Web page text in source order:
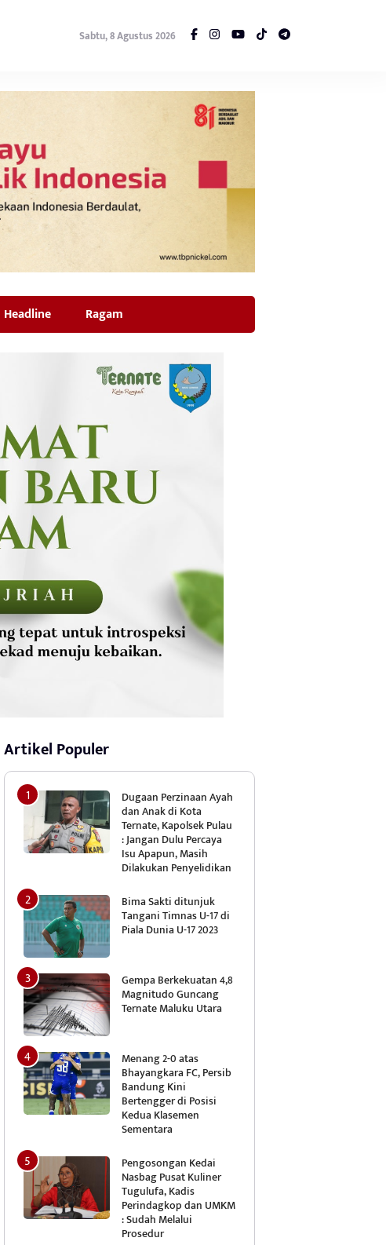
Sabtu, 8 Agustus 2026
Headline Ragam
Artikel Populer
Dugaan Perzinaan Ayah
dan Anak di Kota
Ternate, Kapolsek Pulau
: Jangan Dulu Percaya
Isu Apapun, Masih
Dilakukan Penyelidikan
Bima Sakti ditunjuk
Tangani Timnas U-17 di
Piala Dunia U-17 2023
Gempa Berkekuatan 4,8
Magnitudo Guncang
Ternate Maluku Utara
Menang 2-0 atas
Bhayangkara FC, Persib
Bandung Kini
Bertengger di Posisi
Kedua Klasemen
Sementara
Pengosongan Kedai
Nasbag Pusat Kuliner
Tugulufa, Kadis
Perindagkop dan UMKM
: Sudah Melalui
Prosedur